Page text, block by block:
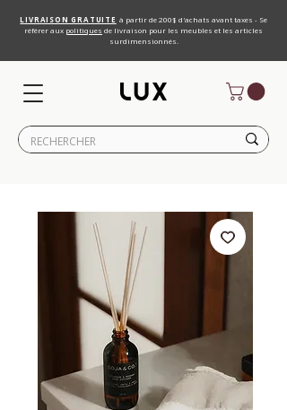
LIVRAISON GRATUITE à partir de 200$ d'achats avant taxes - Se
référer aux politiques de livraison pour les meubles et les articles
surdimensionnés.